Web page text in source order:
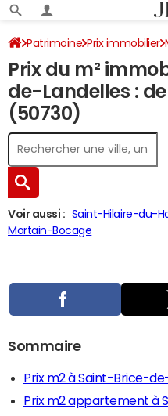
Patrimoine Prix immobilier
Saint-Brice-de-Landelles
Prix du m²
de-Landelles :
(50730)
Voir aussi : Saint-Hilaire-du-
Mortain-Bocage
Sommaire
Prix m2 à Saint-Brice-
Prix m2 appartement à